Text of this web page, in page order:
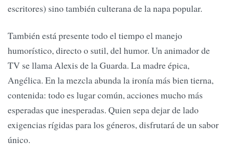
escritores) sino también culterana de la napa popular.
También está presente todo el tiempo el manejo
humorístico, directo o sutil, del humor. Un animador de
TV se llama Alexis de la Guarda. La madre épica,
Angélica. En la mezcla abunda la ironía más bien tierna,
contenida: todo es lugar común, acciones mucho más
esperadas que inesperadas. Quien sepa dejar de lado
exigencias rígidas para los géneros, disfrutará de un sabor
único.